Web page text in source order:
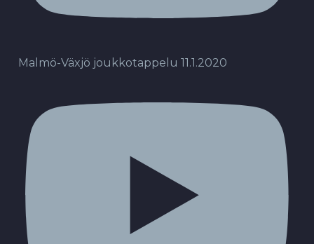
Malmö-Växjö joukkotappelu 11.1.2020